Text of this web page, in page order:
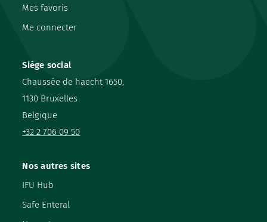
Siège social
Chaussée de haecht 1650,
1130 Bruxelles
Belgique
+32 2 706 09 50
Mes favoris
Me connecter
Nos autres sites
IFU Hub
Safe Enteral